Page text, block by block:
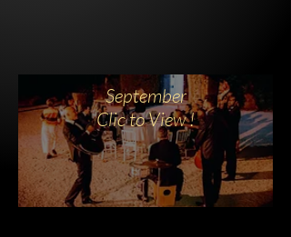
September
Clic to View !